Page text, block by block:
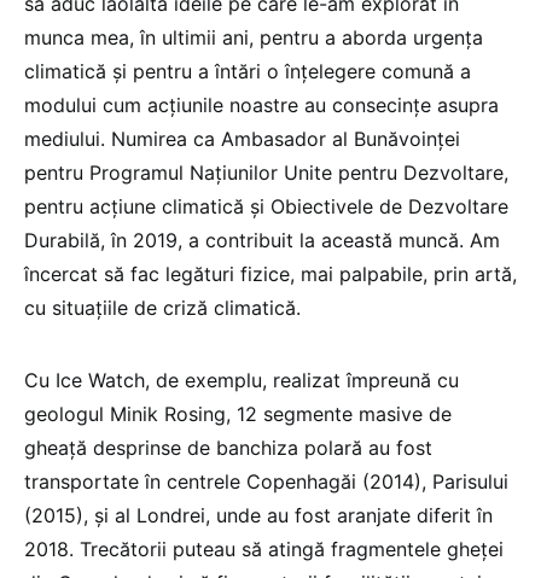
munca mea, în ultimii ani, pentru a aborda urgența
climatică și pentru a întări o înțelegere comună a
modului cum acțiunile noastre au consecințe asupra
mediului. Numirea ca Ambasador al Bunăvoinței
pentru Programul Națiunilor Unite pentru Dezvoltare,
pentru acțiune climatică și Obiectivele de Dezvoltare
Durabilă, în 2019, a contribuit la această muncă. Am
încercat să fac legături fizice, mai palpabile, prin artă,
cu situațiile de criză climatică.
Cu Ice Watch, de exemplu, realizat împreună cu
geologul Minik Rosing, 12 segmente masive de
gheață desprinse de banchiza polară au fost
transportate în centrele Copenhagăi (2014), Parisului
(2015), și al Londrei, unde au fost aranjate diferit în
2018. Trecătorii puteau să atingă fragmentele gheței